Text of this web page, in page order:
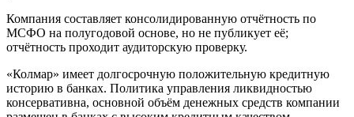
Компания составляет консолидированную отчётность по
МСФО на полугодовой основе, но не публикует её;
отчётность проходит аудиторскую проверку.
«Колмар» имеет долгосрочную положительную кредитную
историю в банках. Политика управления ликвидностью
консервативна, основной объём денежных средств компании